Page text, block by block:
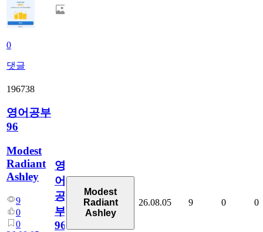
0
댓글
196738
영어공부
96
Modest
Radiant
Ashley
9
0
0
영
어
공
부
96
Modest
Radiant
Ashley
26.08.05 9 0 0